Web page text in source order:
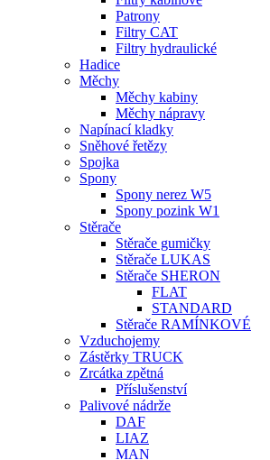
Patrony
Filtry CAT
Filtry hydraulické
Hadice
Měchy
Měchy kabiny
Měchy nápravy
Napínací kladky
Sněhové řetězy
Spojka
Spony
Spony nerez W5
Spony pozink W1
Stěrače
Stěrače gumičky
Stěrače LUKAS
Stěrače SHERON
FLAT
STANDARD
Stěrače RAMÍNKOVÉ
Vzduchojemy
Zástěrky TRUCK
Zrcátka zpětná
Příslušenství
Palivové nádrže
DAF
LIAZ
MAN